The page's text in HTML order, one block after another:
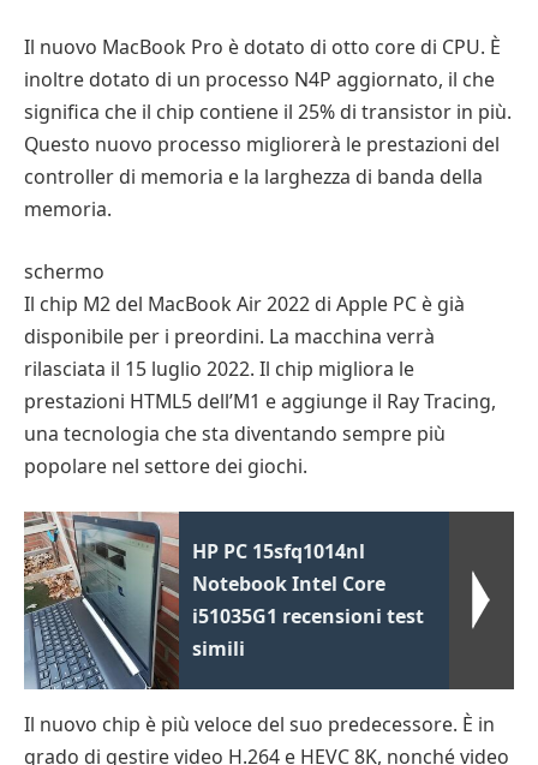
Il nuovo MacBook Pro è dotato di otto core di CPU. È
inoltre dotato di un processo N4P aggiornato, il che
significa che il chip contiene il 25% di transistor in più.
Questo nuovo processo migliorerà le prestazioni del
controller di memoria e la larghezza di banda della
memoria.
schermo
Il chip M2 del MacBook Air 2022 di Apple PC è già
disponibile per i preordini. La macchina verrà
rilasciata il 15 luglio 2022. Il chip migliora le
prestazioni HTML5 dell’M1 e aggiunge il Ray Tracing,
una tecnologia che sta diventando sempre più
popolare nel settore dei giochi.
HP PC 15sfq1014nl
Notebook Intel Core
i51035G1 recensioni test
simili
Il nuovo chip è più veloce del suo predecessore. È in
grado di gestire video H.264 e HEVC 8K, nonché video